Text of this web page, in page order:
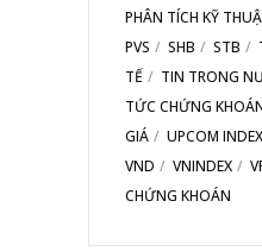
PHÂN TÍCH KỸ
PVS
SHB STB
TẾ
TIN TRONG
TỨC CHỨNG
GIÁ
UPCOM INDEX
VND
VNINDEX
CHỨNG KHOÁN